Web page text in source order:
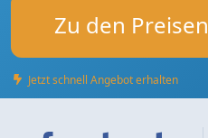
Zu den Preisen
Jetzt schnell Angebot erhalten